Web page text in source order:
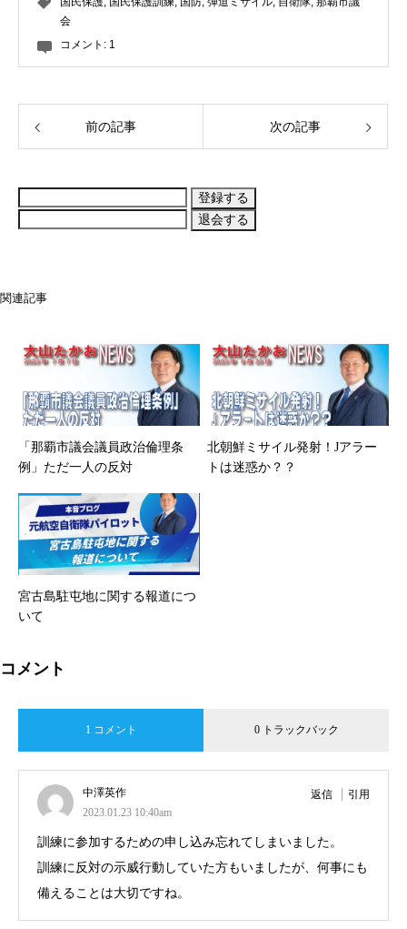
会
コメント: 1
前の記事 次の記事
関連記事
「那覇市議会議員政治倫理条
例」ただ一人の反対
北朝鮮ミサイル発射！Jアラー
トは迷惑か？？
宮古島駐屯地に関する報道につ
いて
コメント
1 コメント 0 トラックバック
中澤英作
2023.01.23 10:40am
返信 引用
訓練に参加するための申し込み忘れてしまいました。
訓練に反対の示威行動していた方もいましたが、何事にも
備えることは大切ですね。